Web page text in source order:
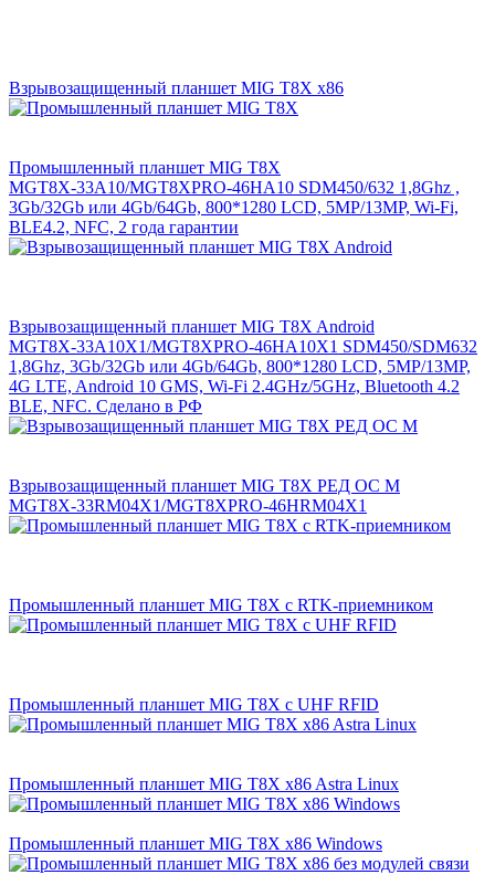
Взрывозащищенный планшет MIG T8X x86
Промышленный планшет MIG T8X
MGT8X-33A10/MGT8XPRO-46HA10 SDM450/632 1,8Ghz ,
3Gb/32Gb или 4Gb/64Gb, 800*1280 LCD, 5MP/13MP, Wi-Fi,
BLE4.2, NFC, 2 года гарантии
Взрывозащищенный планшет MIG T8X Android
MGT8X-33A10X1/MGT8XPRO-46HA10X1 SDM450/SDM632
1,8Ghz, 3Gb/32Gb или 4Gb/64Gb, 800*1280 LCD, 5MP/13MP,
4G LTE, Android 10 GMS, Wi-Fi 2.4GHz/5GHz, Bluetooth 4.2
BLE, NFC. Сделано в РФ
Взрывозащищенный планшет MIG T8X РЕД ОС М
MGT8X-33RM04X1/MGT8XPRO-46HRM04X1
Промышленный планшет MIG T8X с RTK-приемником
Промышленный планшет MIG T8X с UHF RFID
Промышленный планшет MIG T8X x86 Astra Linux
Промышленный планшет MIG T8X x86 Windows